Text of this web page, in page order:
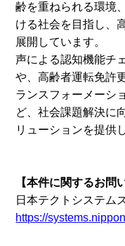
齢を重ねられる環境
ける社会を目指し、
展開しています。
声による認知機能チ
や、高齢者運転免許
ランスフォーメーシ
ど、社会課題解決に
リューションを提供
【本件に関するお問
日本テクトシステム
https://